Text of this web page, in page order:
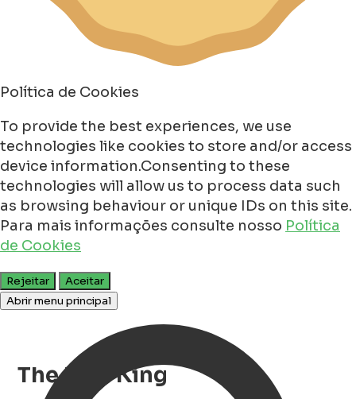
Política de Cookies
To provide the best experiences, we use
technologies like cookies to store and/or access
device information.Consenting to these
technologies will allow us to process data such
as browsing behaviour or unique IDs on this site.
Para mais informações consulte nosso Política
de Cookies
Rejeitar
Aceitar
Abrir menu principal
The Lion King